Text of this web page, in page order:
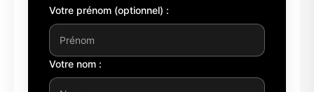
Votre prénom (optionnel) :
Votre nom :